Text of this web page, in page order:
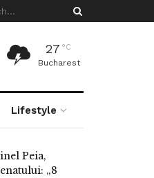
27 °C
Bucharest
Lifestyle
Peia,
„8